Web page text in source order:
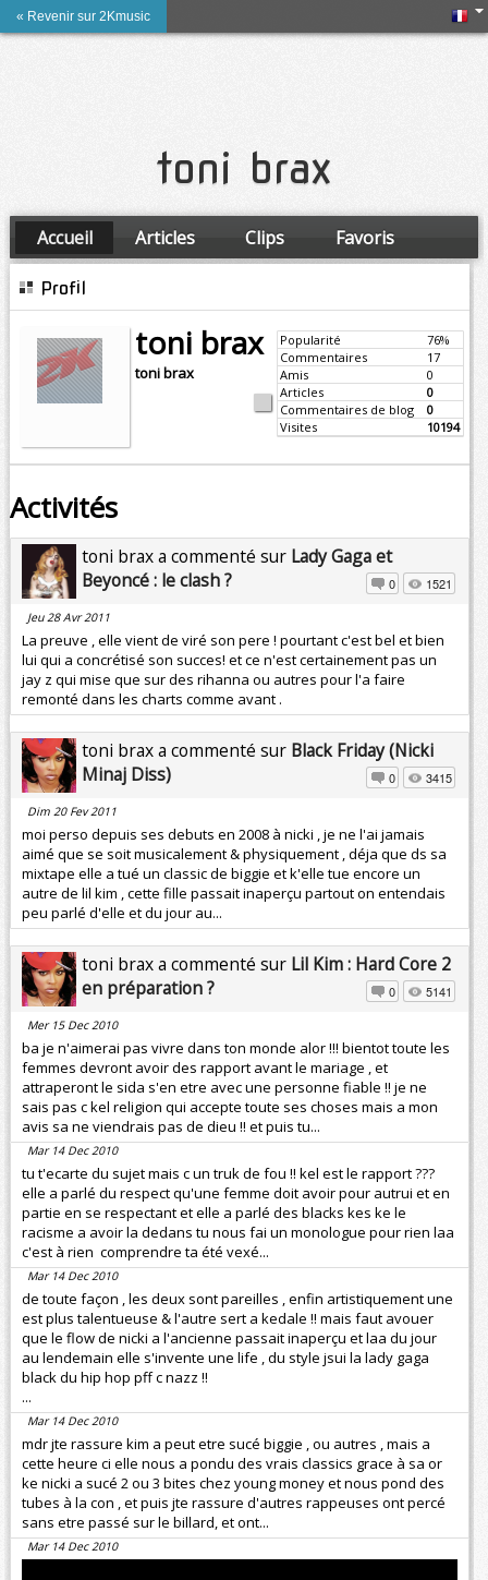
« Revenir sur 2Kmusic
toni brax
Accueil Articles Clips
Favoris
Amis
Profil
toni brax Popularité
76%
Commentaires
17
Amis
0
Articles
0
Commentaires de blog
0
Visites
10194
toni brax
Activités
toni brax a commenté sur Lady Gaga et
Beyoncé : le clash ?
0 1521
Jeu 28 Avr 2011
La preuve , elle vient de viré son pere ! pourtant c'est bel et bien
lui qui a concrétisé son succes! et ce n'est certainement pas un
jay z qui mise que sur des rihanna ou autres pour l'a faire
remonté dans les charts comme avant .
toni brax a commenté sur Black Friday (Nicki
Minaj Diss)
0 3415
Dim 20 Fev 2011
moi perso depuis ses debuts en 2008 à nicki , je ne l'ai jamais
aimé que se soit musicalement & physiquement , déja que ds sa
mixtape elle a tué un classic de biggie et k'elle tue encore un
autre de lil kim , cette fille passait inaperçu partout on entendais
peu parlé d'elle et du jour au...
toni brax a commenté sur Lil Kim : Hard Core 2
en préparation ?
0 5141
Mer 15 Dec 2010
ba je n'aimerai pas vivre dans ton monde alor !!! bientot toute les
femmes devront avoir des rapport avant le mariage , et
attraperont le sida s'en etre avec une personne fiable !! je ne
sais pas c kel religion qui accepte toute ses choses mais a mon
avis sa ne viendrais pas de dieu !! et puis tu...
Mar 14 Dec 2010
tu t'ecarte du sujet mais c un truk de fou !! kel est le rapport ???
elle a parlé du respect qu'une femme doit avoir pour autrui et en
partie en se respectant et elle a parlé des blacks kes ke le
racisme a avoir la dedans tu nous fai un monologue pour rien laa
c'est à rien comprendre ta été vexé...
Mar 14 Dec 2010
de toute façon , les deux sont pareilles , enfin artistiquement une
est plus talentueuse & l'autre sert a kedale !! mais faut avouer
que le flow de nicki a l'ancienne passait inaperçu et laa du jour
au lendemain elle s'invente une life , du style jsui la lady gaga
black du hip hop pff c nazz !!
...
Mar 14 Dec 2010
mdr jte rassure kim a peut etre sucé biggie , ou autres , mais a
cette heure ci elle nous a pondu des vrais classics grace à sa or
ke nicki a sucé 2 ou 3 bites chez young money et nous pond des
tubes à la con , et puis jte rassure d'autres rappeuses ont percé
sans etre passé sur le billard, et ont...
Mar 14 Dec 2010